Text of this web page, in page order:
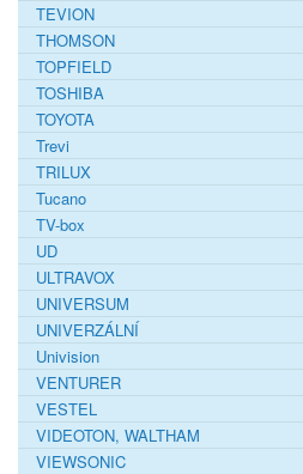
TEVION
THOMSON
TOPFIELD
TOSHIBA
TOYOTA
Trevi
TRILUX
Tucano
TV-box
UD
ULTRAVOX
UNIVERSUM
UNIVERZÁLNÍ
Univision
VENTURER
VESTEL
VIDEOTON, WALTHAM
VIEWSONIC